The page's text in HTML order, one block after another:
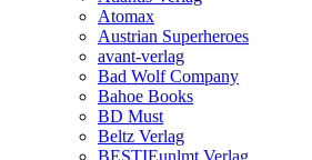
Atomax
Austrian Superheroes
avant-verlag
Bad Wolf Company
Bahoe Books
BD Must
Beltz Verlag
BESTIEunlmt Verlag